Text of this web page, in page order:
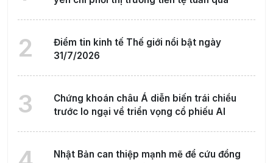
2
Điểm tin kinh tế Thế giới nổi bật ngày
31/7/2026
3
Chứng khoán châu Á diễn biến trái chiều
trước lo ngại về triển vọng cổ phiếu AI
Nhật Bản can thiệp mạnh mẽ để cứu đồng